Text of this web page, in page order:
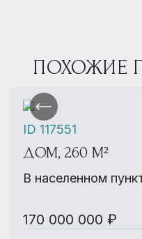
ПОХОЖИЕ
ДОМ, 260 М²
В населенном
170 000 000 ₽
ID 117551